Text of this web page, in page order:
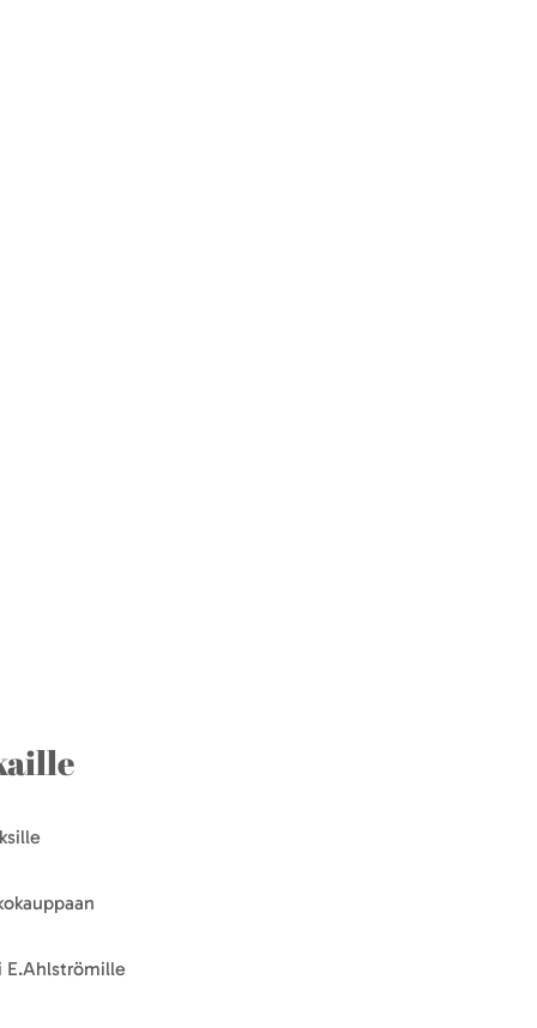
E.Ahlströmille